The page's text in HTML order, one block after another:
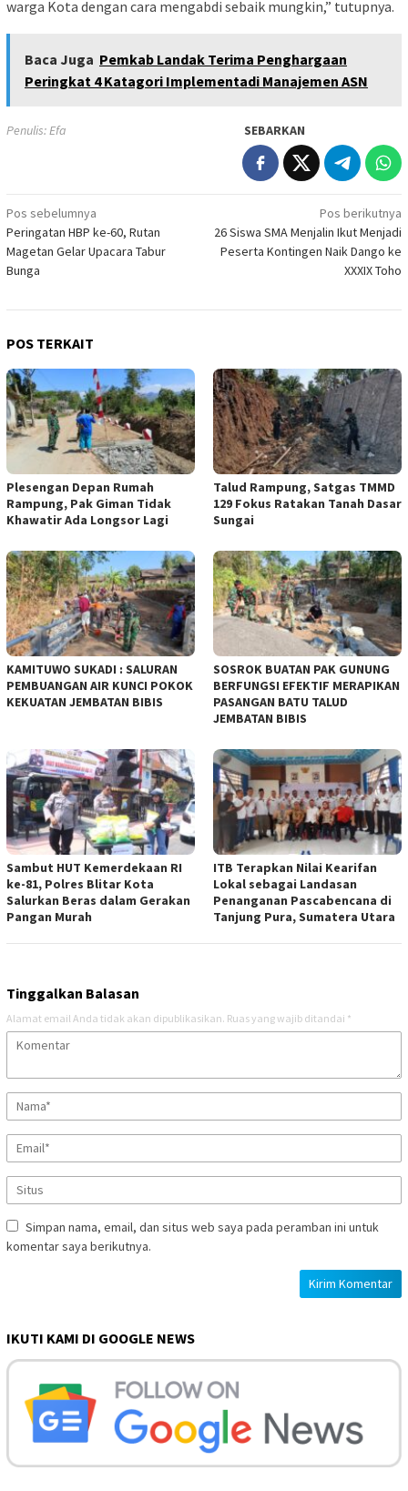
warga Kota dengan cara mengabdi sebaik mungkin,” tutupnya.
Baca Juga Pemkab Landak Terima Penghargaan
Peringkat 4 Katagori Implementadi Manajemen ASN
Penulis: Efa SEBARKAN
Navigasi
pos
Pos sebelumnya
Peringatan HBP ke-60, Rutan
Magetan Gelar Upacara Tabur
Bunga
Pos berikutnya
26 Siswa SMA Menjalin Ikut Menjadi
Peserta Kontingen Naik Dango ke
XXXIX Toho
POS TERKAIT
Plesengan Depan Rumah
Rampung, Pak Giman Tidak
Khawatir Ada Longsor Lagi
Talud Rampung, Satgas TMMD
129 Fokus Ratakan Tanah Dasar
Sungai
KAMITUWO SUKADI : SALURAN
PEMBUANGAN AIR KUNCI POKOK
KEKUATAN JEMBATAN BIBIS
SOSROK BUATAN PAK GUNUNG
BERFUNGSI EFEKTIF MERAPIKAN
PASANGAN BATU TALUD
JEMBATAN BIBIS
Sambut HUT Kemerdekaan RI
ke-81, Polres Blitar Kota
Salurkan Beras dalam Gerakan
Pangan Murah
ITB Terapkan Nilai Kearifan
Lokal sebagai Landasan
Penanganan Pascabencana di
Tanjung Pura, Sumatera Utara
Tinggalkan Balasan
Alamat email Anda tidak akan dipublikasikan. Ruas yang wajib ditandai *
Simpan nama, email, dan situs web saya pada peramban ini untuk
komentar saya berikutnya.
IKUTI KAMI DI GOOGLE NEWS